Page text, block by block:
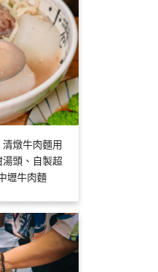
燉牛肉麵用
頭、自製超
壢牛肉麵